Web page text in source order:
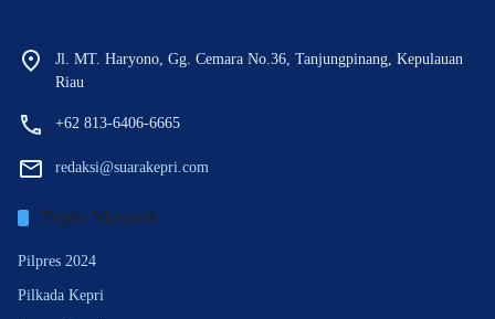
Jl. MT. Haryono, Gg. Cemara No.36, Tanjungpinang, Kepulauan
Riau
+62 813-6406-6665
redaksi@suarakepri.com
Topik Menarik
Pilpres 2024
Pilkada Kepri